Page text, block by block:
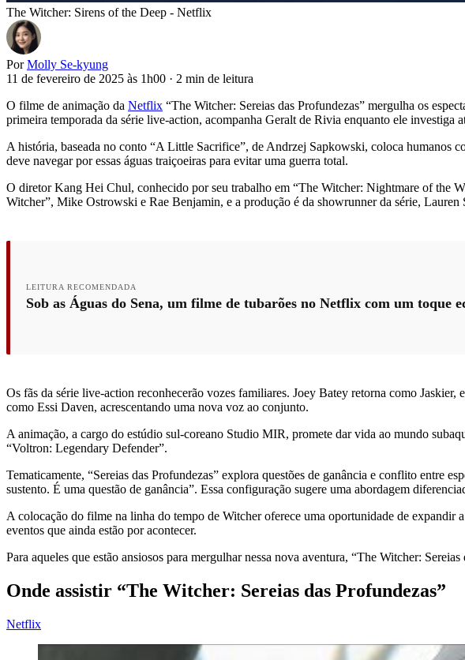
The Witcher: Sirens of the Deep - Netflix
Por Molly Se-kyung
11 de fevereiro de 2025 às 1h00 · 2 min de leitura
O filme de animação da Netflix “The Witcher: Sereias das Profundezas” mergulha os
primeira temporada da série live-action, acompanha Geralt de Rivia enquanto ele investiga
A história, baseada no conto “A Little Sacrifice”, de Andrzej Sapkowski, coloca humanos
deve navegar por essas águas traiçoeiras para evitar uma guerra total.
O diretor Kang Hei Chul, conhecido por seu trabalho em “The Witcher: Nightmare of the
Witcher”, Mike Ostrowski e Rae Benjamin, e a produção é da showrunner da série, Lauren
LEITURA RECOMENDADA
Sob as Águas do Sena, um filme de tubarões no Netflix com um toque
Os fãs da série live-action reconhecerão vozes familiares. Joey Batey retorna como
como Essi Daven, acrescentando uma nova voz ao conjunto.
A animação, a cargo do estúdio sul-coreano Studio MIR, promete dar vida ao mundo
“Voltron: Legendary Defender”.
Tematicamente, “Sereias das Profundezas” explora questões de ganância e conflito entre
sustento. É uma questão de ganância”. Essa configuração sugere uma abordagem
A colocação do filme na linha do tempo de Witcher oferece uma oportunidade de expandir
eventos que ainda estão por acontecer.
Para aqueles que estão ansiosos para mergulhar nessa nova aventura, “The Witcher:
Onde assistir “The Witcher: Sereias das Profundezas”
Netflix